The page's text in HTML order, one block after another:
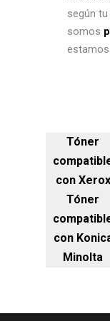
según
somos
Tóner
con Xerox
Tóner
con
Minolta